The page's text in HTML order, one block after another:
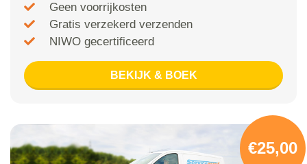
Geen voorrijkosten
Gratis verzekerd verzenden
NIWO gecertificeerd
BEKIJK & BOEK
€25,00